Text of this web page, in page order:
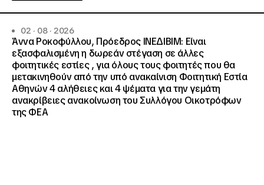
02 · 08 · 2026
Άννα Ροκοφύλλου, Πρόεδρος ΙΝΕΔΙΒΙΜ: Είναι
εξασφαλισμένη η δωρεάν στέγαση σε άλλες
φοιτητικές εστίες , για όλους τους φοιτητές που θα
μετακινηθούν από την υπό ανακαίνιση Φοιτητική Εστία
Αθηνών 4 αλήθειες και 4 ψέματα για την γεμάτη
ανακρίβειες ανακοίνωση του Συλλόγου Οικοτρόφων
της ΦΕΑ